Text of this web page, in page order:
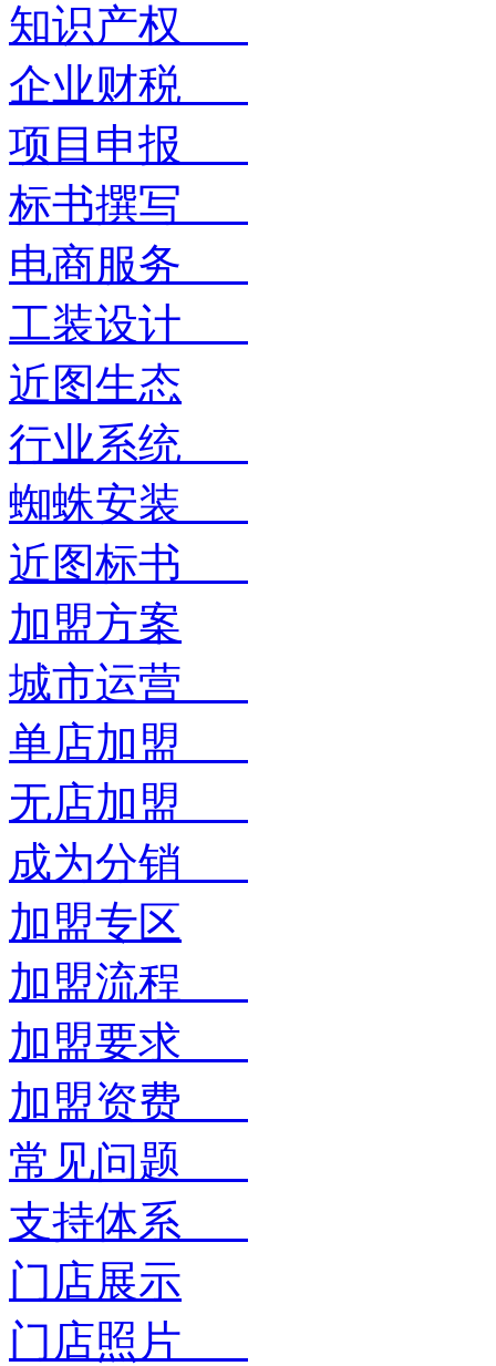
知识产权
企业财税
项目申报
标书撰写
电商服务
工装设计
近图生态
行业系统
蜘蛛安装
近图标书
加盟方案
城市运营
单店加盟
无店加盟
成为分销
加盟专区
加盟流程
加盟要求
加盟资费
常见问题
支持体系
门店展示
门店照片